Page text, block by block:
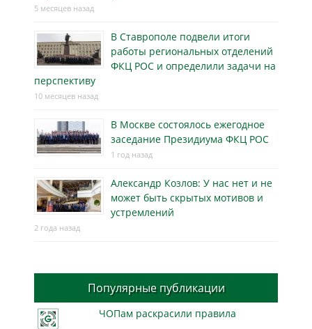
5 месяцев назад
В Ставрополе подвели итоги
работы региональных отделений
ФКЦ РОС и определили задачи на
перспективу
10 месяцев назад
В Москве состоялось ежегодное
заседание Президиума ФКЦ РОС
1 год назад
Александр Козлов: У нас нет и не
может быть скрытых мотивов и
устремлений
2 года назад
Популярные публикации
ЧОПам раскрасили правила